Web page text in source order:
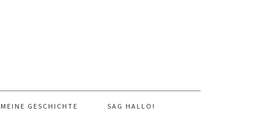
MEINE GESCHICHTE SAG HALLO!